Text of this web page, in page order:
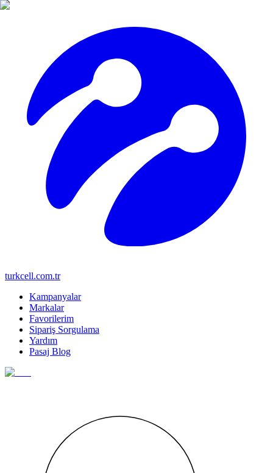
turkcell.com.tr
Kampanyalar
Markalar
Favorilerim
Sipariş Sorgulama
Yardım
Pasaj Blog